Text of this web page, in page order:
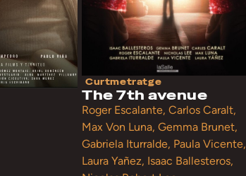
Curtmetratge
The 7th avenue
Roger Escalante, Carlos Caralt,
Max Von Luna, Gemma Brunet,
Gabriela Iturralde, Paula Vicente,
Laura Yañez, Isaac Ballesteros,